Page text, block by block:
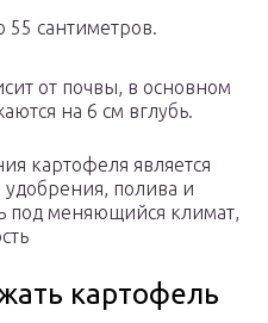
55 сантиметров.
от почвы, в основном
на 6 см вглубь.
картофеля является
полива и
под меняющийся климат,
картофель